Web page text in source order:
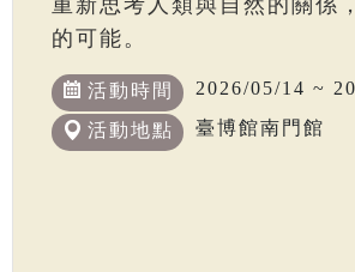
重新思考人類與自然的關係
的可能。
活動時間 2026/05/14 ~
活動地點 臺博館南門館